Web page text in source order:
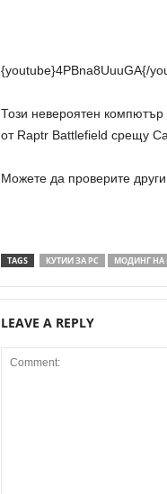
{youtube}4PBna8UuuGA{/
Този невероятен
от Raptr Battlefield срещу
Можете да проверите
TAGS КУТИИ ЗА PC МОДИНГ НА
LEAVE A REPLY